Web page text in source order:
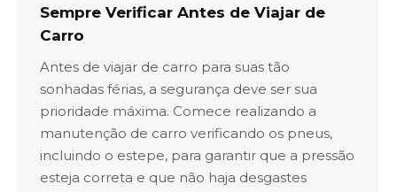
Sempre Verificar Antes de Viajar de
Carro
Antes de viajar de carro para suas tão
sonhadas férias, a segurança deve ser sua
prioridade máxima. Comece realizando a
manutenção de carro verificando os pneus,
incluindo o estepe, para garantir que a pressão
esteja correta e que não haja desgastes